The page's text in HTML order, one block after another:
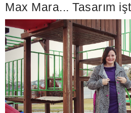
Max Mara... Tasarım